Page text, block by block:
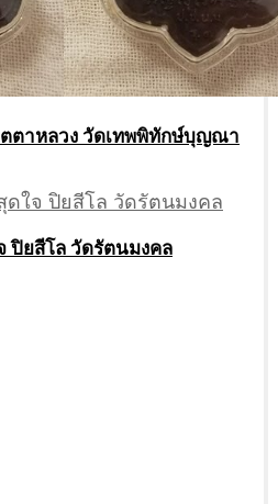
ตาหลวง วัดเทพพิทักษ์บุญณา
ปิยสีโล วัดรัตนมงคล